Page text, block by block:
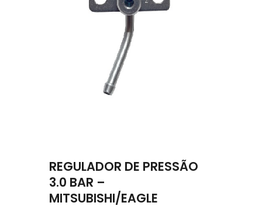
REGULADOR DE PRESSÃO
3.0 BAR –
MITSUBISHI/EAGLE